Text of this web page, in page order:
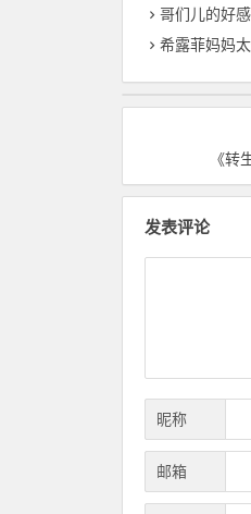
哥们儿的好
希露菲妈妈
《转
发表评论
昵称
邮箱